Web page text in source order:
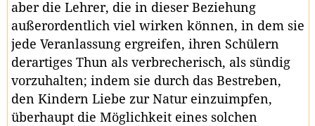
aber die Lehrer, die in dieser Beziehung
außerordentlich viel wirken können, in dem sie
jede Veranlassung ergreifen, ihren Schülern
derartiges Thun als verbrecherisch, als sündig
vorzuhalten; indem sie durch das Bestreben,
den Kindern Liebe zur Natur einzuimpfen,
überhaupt die Möglichkeit eines solchen